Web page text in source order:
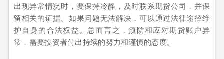
出现异常情况时，要保持冷静，及时联系期货公司，并保
留相关的证据。如果问题无法解决，可以通过法律途径维
护自身的合法权益。总而言之，预防和应对期货账户异
常，需要投资者付出持续的努力和谨慎的态度。